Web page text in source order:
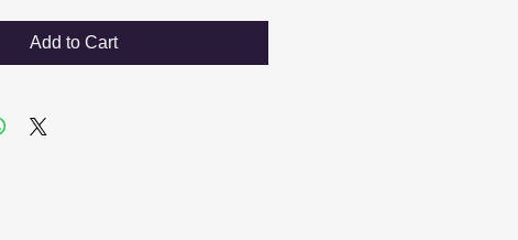
Add to Cart